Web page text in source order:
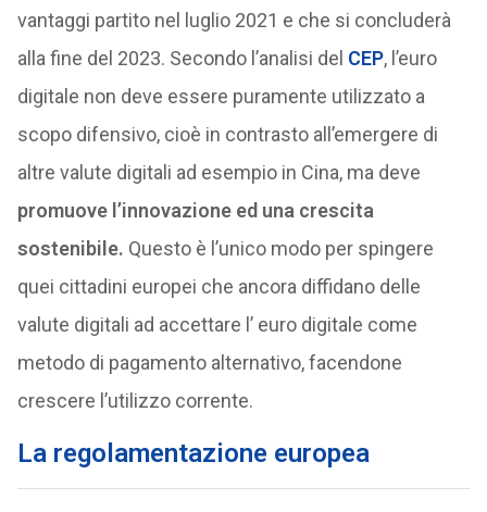
vantaggi partito nel luglio 2021 e che si concluderà
alla fine del 2023. Secondo l’analisi del CEP, l’euro
digitale non deve essere puramente utilizzato a
scopo difensivo, cioè in contrasto all’emergere di
altre valute digitali ad esempio in Cina, ma deve
promuove l’innovazione ed una crescita
sostenibile. Questo è l’unico modo per spingere
quei cittadini europei che ancora diffidano delle
valute digitali ad accettare l’ euro digitale come
metodo di pagamento alternativo, facendone
crescere l’utilizzo corrente.
La regolamentazione europea